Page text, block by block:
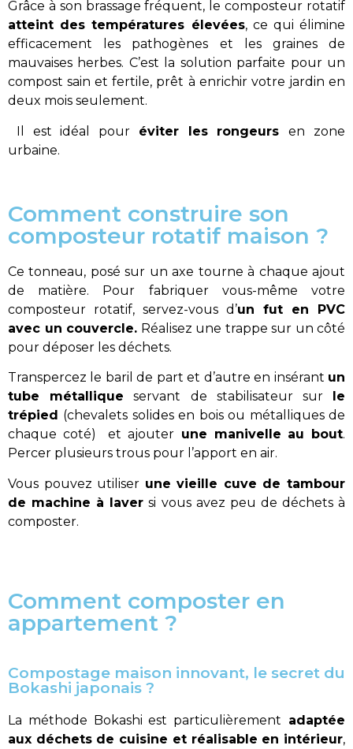
Grâce à son brassage fréquent, le composteur rotatif
atteint des températures élevées, ce qui élimine
efficacement les pathogènes et les graines de
mauvaises herbes. C’est la solution parfaite pour un
compost sain et fertile, prêt à enrichir votre jardin en
deux mois seulement.
Il est idéal pour éviter les rongeursen zone
urbaine.
Comment construire son
composteur rotatif maison ?
Ce tonneau, posé sur un axe tourne à chaque ajout
de matière. Pour fabriquer vous-même votre
composteur rotatif, servez-vous d’un fut en PVC
avec un couvercle. Réalisez une trappe sur un côté
pour déposer les déchets.
Transpercez le baril de part et d’autre en insérant un
tube métallique servant de stabilisateur sur
le
trépied (chevalets solides en bois ou métalliques de
chaque coté) et ajouter une manivelle au bout.
Percer plusieurs trous pour l’apport en air.
Vous pouvez utiliser une vieille cuve de tambour
de machine à laver si vous avez peu de déchets à
composter.
Comment composter en
appartement ?
Compostage maison innovant, le secret du
Bokashi japonais ?
La méthode Bokashi est particulièrement adaptée
aux déchets de cuisine et réalisable en intérieur,